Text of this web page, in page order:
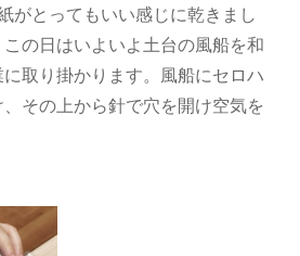
がとってもいい感じに乾きまし
の日はいよいよ土台の風船を和
取り掛かります。風船にセロハ
その上から針で穴を開け空気を